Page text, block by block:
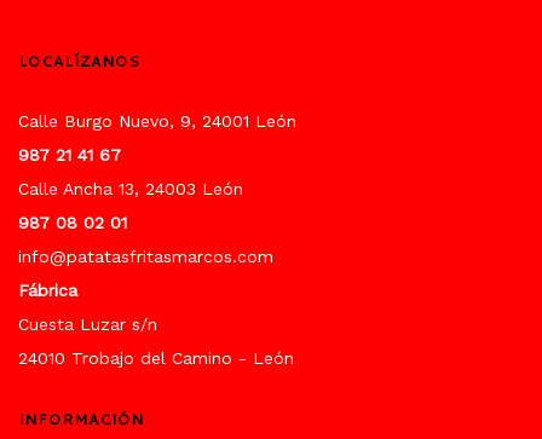
LOCALÍZANOS
Calle Burgo Nuevo, 9, 24001 León
987 21 41 67
Calle Ancha 13, 24003 León
987 08 02 01
info@patatasfritasmarcos.com
Fábrica
Cuesta Luzar s/n
24010 Trobajo del Camino - León
INFORMACIÓN